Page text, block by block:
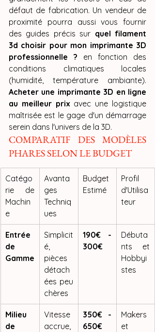
défaut de fabrication. Un vendeur de
proximité pourra aussi vous fournir
des guides précis sur quel filament
3d choisir pour mon imprimante 3D
professionnelle ? en fonction des
conditions climatiques locales
Acheter une imprimante 3D en ligne
au meilleur prix avec une logistique
maîtrisée est le gage d'un démarrage
serein dans l'univers de la 3D.
COMPARATIF DES MODÈLES
PHARES SELON LE BUDGET
Catégo
rie de
Machin
e
Avanta
ges
Techniq
ues
Budget
Estimé
Profil
d'Utilisa
teur
Entrée
de
Gamme
Simplicit
é,
pièces
détach
ées peu
chères
190€ -
300€
Débuta
nts et
Hobbyi
stes
Milieu
de
Vitesse
accrue,
350€ -
650€
Makers
et